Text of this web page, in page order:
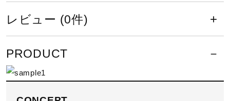
ポジション
型説明
レビュー (0件)
PRODUCT